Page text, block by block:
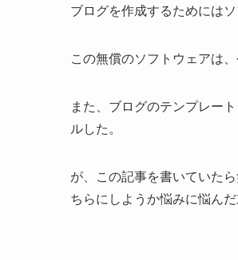
ブログを作成するためには
この無償のソフトウェアは
また、ブログのテンプレー
ルした。
が、この記事を書いていた
ちらにしようか悩みに悩ん